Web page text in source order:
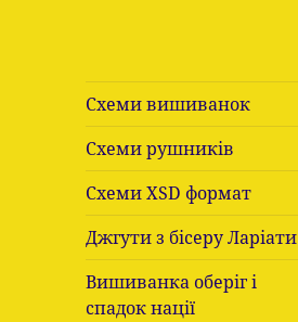
Схеми вишиванок
Схеми рушників
Схеми ХSD формат
Джгути з бісеру Ларіати
Вишиванка оберіг і
спадок нації